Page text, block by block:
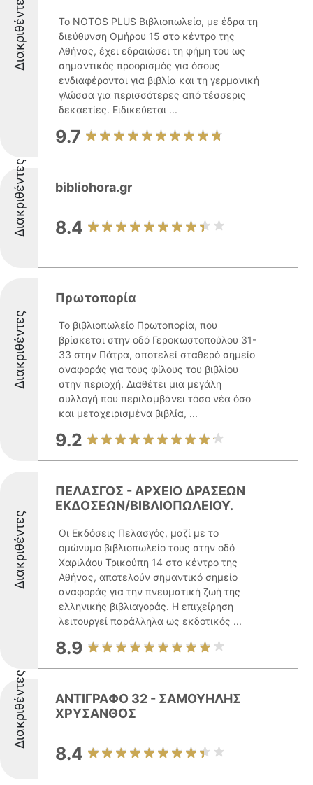
Διακριθέντες
Το NOTOS PLUS Βιβλιοπωλείο, με έδρα τη
διεύθυνση Ομήρου 15 στο κέντρο της
Αθήνας, έχει εδραιώσει τη φήμη του ως
σημαντικός προορισμός για όσους
ενδιαφέρονται για βιβλία και τη γερμανική
γλώσσα για περισσότερες από τέσσερις
δεκαετίες. Ειδικεύεται ...
9.7
Διακριθέντες bibliohora.gr
8.4
Διακριθέντες
Πρωτοπορία
Το βιβλιοπωλείο Πρωτοπορία, που
βρίσκεται στην οδό Γεροκωστοπούλου 31-
33 στην Πάτρα, αποτελεί σταθερό σημείο
αναφοράς για τους φίλους του βιβλίου
στην περιοχή. Διαθέτει μια μεγάλη
συλλογή που περιλαμβάνει τόσο νέα όσο
και μεταχειρισμένα βιβλία, ...
9.2
Διακριθέντες
ΠΕΛΑΣΓΟΣ - ΑΡΧΕΙΟ ΔΡΑΣΕΩΝ
ΕΚΔΟΣΕΩΝ/ΒΙΒΛΙΟΠΩΛΕΙΟΥ.
Οι Εκδόσεις Πελασγός, μαζί με το
ομώνυμο βιβλιοπωλείο τους στην οδό
Χαριλάου Τρικούπη 14 στο κέντρο της
Αθήνας, αποτελούν σημαντικό σημείο
αναφοράς για την πνευματική ζωή της
ελληνικής βιβλιαγοράς. Η επιχείρηση
λειτουργεί παράλληλα ως εκδοτικός ...
8.9
Διακριθέντες
ΑΝΤΙΓΡΑΦΟ 32 - ΣΑΜΟΥΗΛΗΣ
ΧΡΥΣΑΝΘΟΣ
8.4